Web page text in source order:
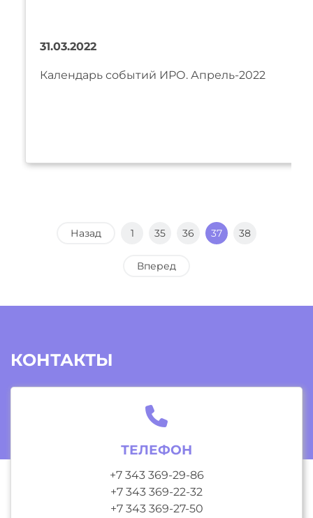
31.03.2022
Календарь событий ИРО. Апрель-2022
Назад 1 35 36 37 38
Вперед
КОНТАКТЫ
ТЕЛЕФОН
+7 343 369-29-86
+7 343 369-22-32
+7 343 369-27-50